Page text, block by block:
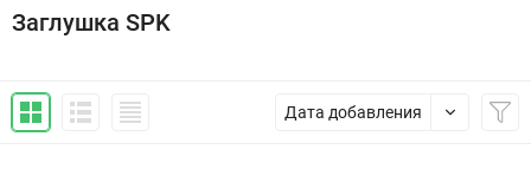
Заглушка SPK
Дата добавления